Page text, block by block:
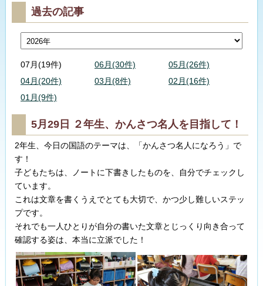
過去の記事
07月(19件) 06月(30件)
05月(26件)
04月(20件)
03月(8件)
02月(16件)
01月(9件)
5月29日 ２年生、かんさつ名人を目指して！
2年生、今日の国語のテーマは、「かんさつ名人になろう」で
す！
子どもたちは、ノートに下書きしたものを、自分でチェックし
ています。
これは文章を書くうえでとても大切で、かつ少し難しいステッ
プです。
それでも一人ひとりが自分の書いた文章とじっくり向き合って
確認する姿は、本当に立派でした！